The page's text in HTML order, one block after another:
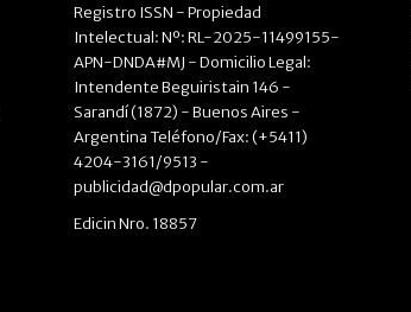
Registro ISSN - Propiedad
Intelectual: Nº: RL-2025-11499155-
APN-DNDA#MJ - Domicilio Legal:
Intendente Beguiristain 146 -
Sarandí (1872) - Buenos Aires -
Argentina Teléfono/Fax: (+5411)
4204-3161/9513 -
publicidad@dpopular.com.ar
Edicin Nro. 18857